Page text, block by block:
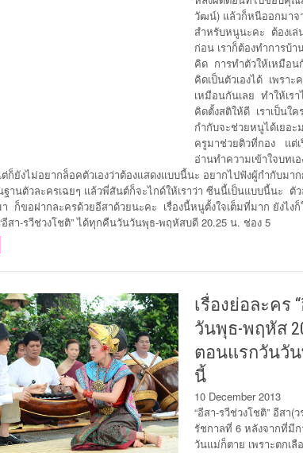
วัฒน์) แล้วก็หนีออกมาจ
สำหรับหนูนะคะ ต้องเล่
ก่อน เราก็ต้องทำการบ้า
คิด การทำตัวให้เหมือ
คิดเป็นตัวเองได้ เพรา
เหมือนกันเลย ทำให้เร
คิดตั้งสติให้ดี เราเป็นใ
กำกับจะช่วยหนูได้เยอะ
ครูมาช่วยติวที่กอง แต่เ
อ่านทำความเข้าใจบท
ยังไม่อยากล็อคตัวเองว่าต้องแสดงแบบนี้นะ อยากไปฟังผู้กำกับมา
ฐานตัวละครเฉยๆ แล้วพี่สันต์ก็จะไกด์ให้เราว่า ซีนนี้เป็นแบบนี้นะ ตั
ก็ขอฝากละครด้วยอีสาด้วยนะคะ เรื่องนี้หนูตั้งใจเต็มที่มาก ยังไง
สา-รวีช่วงโชติ” ได้ทุกคืนวันวันพุธ-พฤหัสบดี 20.25 น. ช่อง 5
เรื่องย่อละคร
วันพุธ-พฤหัส
ตอนแรกวันวั
นี้
10 December 2013
“อีสา-รวีช่วงโชติ” อีสา
รัชกาลที่ 6 หลังจากที่มี
วันแม่ก็ตาย เพราะตกเ